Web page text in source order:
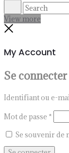
Search
View more
My Account
Se connecter
Identifiant ou e-
Mot de passe *
Se souvenir de